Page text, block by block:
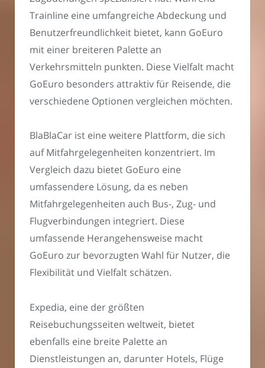
Trainline eine umfangreiche Abdeckung und
Benutzerfreundlichkeit bietet, kann GoEuro
mit einer breiteren Palette an
Verkehrsmitteln punkten. Diese Vielfalt macht
GoEuro besonders attraktiv für Reisende, die
verschiedene Optionen vergleichen möchten.
BlaBlaCar ist eine weitere Plattform, die sich
auf Mitfahrgelegenheiten konzentriert. Im
Vergleich dazu bietet GoEuro eine
umfassendere Lösung, da es neben
Mitfahrgelegenheiten auch Bus-, Zug- und
Flugverbindungen integriert. Diese
umfassende Herangehensweise macht
GoEuro zur bevorzugten Wahl für Nutzer, die
Flexibilität und Vielfalt schätzen.
Expedia, eine der größten
Reisebuchungsseiten weltweit, bietet
ebenfalls eine breite Palette an
Dienstleistungen an, darunter Hotels, Flüge